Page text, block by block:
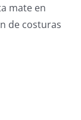
mate en
de costuras